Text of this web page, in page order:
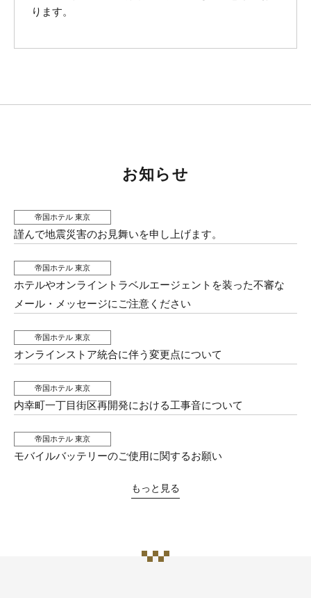
ります。
お知らせ
帝国ホテル 東京
謹んで地震災害のお見舞いを申し上げます。
帝国ホテル 東京
ホテルやオンライントラベルエージェントを装った不審な
メール・メッセージにご注意ください
帝国ホテル 東京
オンラインストア統合に伴う変更点について
帝国ホテル 東京
内幸町一丁目街区再開発における工事音について
帝国ホテル 東京
モバイルバッテリーのご使用に関するお願い
もっと見る